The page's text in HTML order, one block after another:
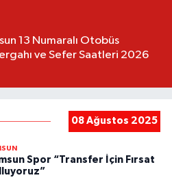
13 Numaralı Otobüs
ve Sefer Saatleri 2026
08 Ağustos 2025
Spor “Transfer İçin Fırsat